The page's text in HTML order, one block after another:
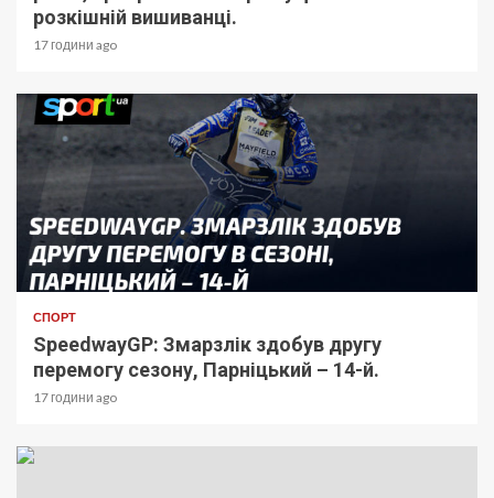
розкішній вишиванці.
17 години ago
СПОРТ
SpeedwayGP: Змарзлік здобув другу
перемогу сезону, Парніцький – 14-й.
17 години ago